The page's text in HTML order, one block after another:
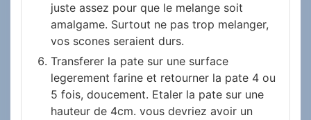
juste assez pour que le melange soit
amalgame. Surtout ne pas trop melanger,
vos scones seraient durs.
Transferer la pate sur une surface
legerement farine et retourner la pate 4 ou
5 fois, doucement. Etaler la pate sur une
hauteur de 4cm. vous devriez avoir un